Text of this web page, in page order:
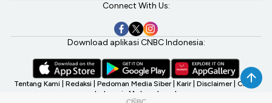
Connect With Us:
Download aplikasi CNBC Indonesia:
Tentang Kami Redaksi Pedoman Media Siber Karir Disclaimer CNBC
Indonesia My Investment